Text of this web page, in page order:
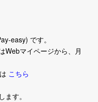
easy) です。
Webマイページから、月
こちら
す。